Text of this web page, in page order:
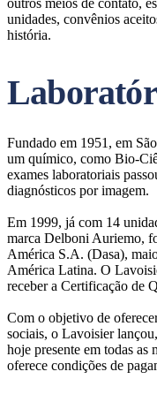
outros meios de contato,
unidades, convênios
história.
Fundado em 1951, em
um químico, como Bio-
exames laboratoriais
diagnósticos por imagem.
Em 1999, já com 14
marca Delboni Auriemo,
América S.A. (Dasa),
América Latina. O
receber a Certificação de
Com o objetivo de
sociais, o Lavoisier
hoje presente em todas as
oferece condições de